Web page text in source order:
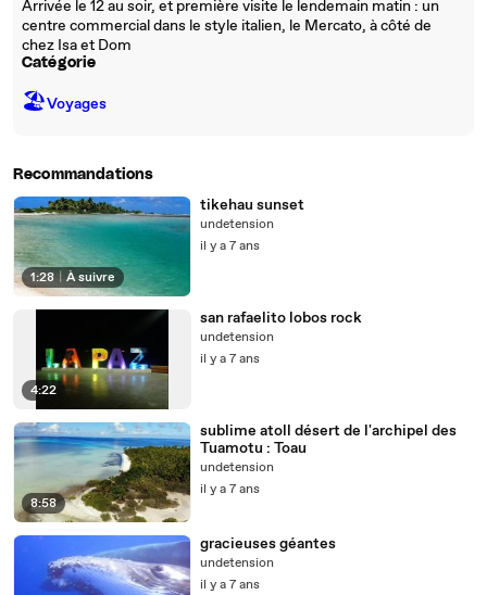
Arrivée le 12 au soir, et première visite le lendemain matin : un
centre commercial dans le style italien, le Mercato, à côté de
chez Isa et Dom
Catégorie
🏖Voyages
Recommandations
1:28 | À suivre
tikehau sunset
undetension
il y a 7 ans
4:22
san rafaelito lobos rock
undetension
il y a 7 ans
8:58
sublime atoll désert de l'archipel des
Tuamotu : Toau
undetension
il y a 7 ans
gracieuses géantes
undetension
il y a 7 ans